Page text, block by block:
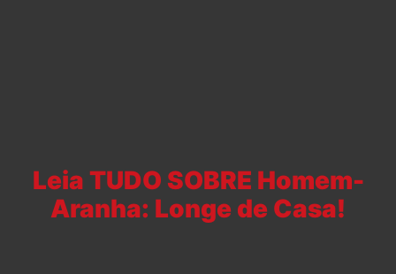
Leia TUDO SOBRE Homem-
Aranha: Longe de Casa!